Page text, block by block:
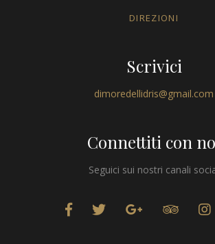
DIREZIONI
Scrivici
dimoredellidris@gmail.com
Connettiti con
Seguici sui nostri canali